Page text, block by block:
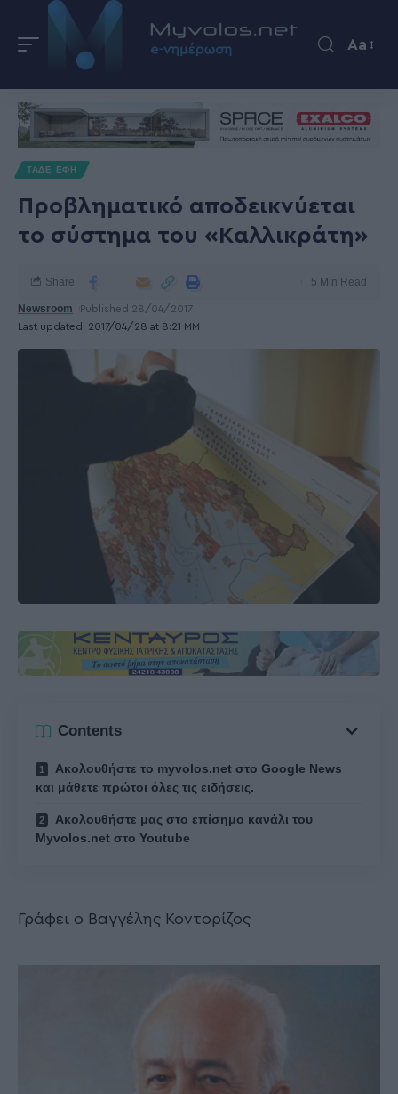
Aa
ΤΑΔΕ ΕΦΗ
Προβληματικό αποδεικνύεται
το σύστημα του «Καλλικράτη»
Last updated: 2017/04/28 at 8:21 ΜΜ
Newsroom Published 28/04/2017
Share 5 Min Read
Contents
Ακολουθήστε το myvolos.net στο Google News
και μάθετε πρώτοι όλες τις ειδήσεις.
Ακολουθήστε μας στο επίσημο κανάλι του
Myvolos.net στο Youtube
Γράφει ο Βαγγέλης Κοντορίζος